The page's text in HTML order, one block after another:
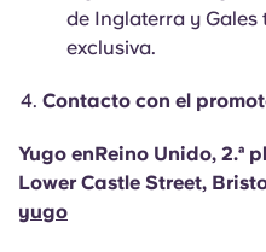
de Inglaterra y
exclusiva.
Contacto con el
Yugo enReino Unido, 2.ª
Lower Castle Street,
yugo